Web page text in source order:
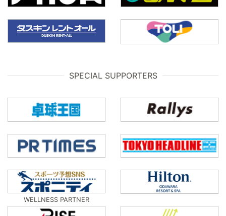
SPECIAL SUPPORTERS
WELLNESS PARTNER